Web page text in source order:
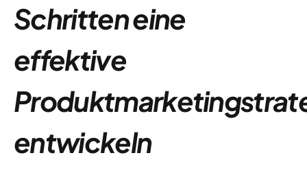
Schritten eine
effektive
entwickeln